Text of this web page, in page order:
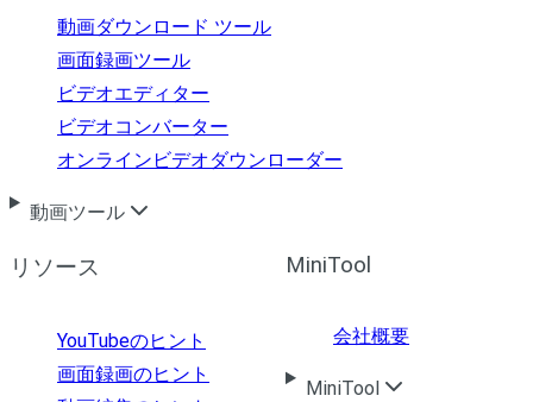
動画ダウンロード ツール
画面録画ツール
ビデオエディター
ビデオコンバーター
オンラインビデオダウンローダー
動画ツール
リソース
YouTubeのヒント
画面録画のヒント
MiniTool
会社概要
MiniTool